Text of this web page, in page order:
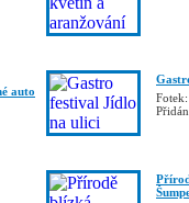
auto